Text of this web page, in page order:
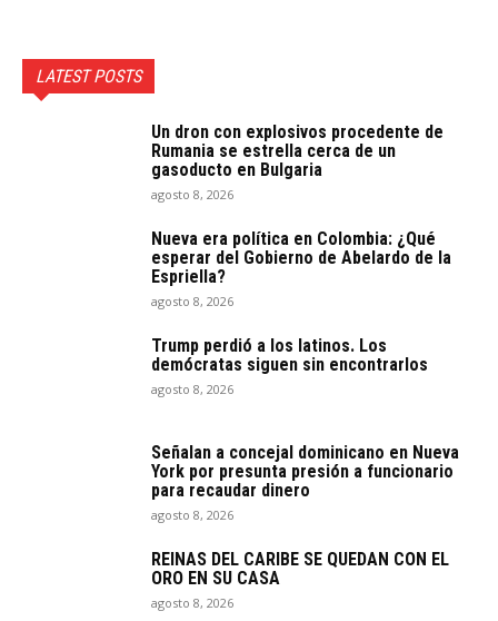
LATEST POSTS
Un dron con explosivos procedente de
Rumania se estrella cerca de un
gasoducto en Bulgaria
agosto 8, 2026
Nueva era política en Colombia: ¿Qué
esperar del Gobierno de Abelardo de la
Espriella?
agosto 8, 2026
Trump perdió a los latinos. Los
demócratas siguen sin encontrarlos
agosto 8, 2026
Señalan a concejal dominicano en Nueva
York por presunta presión a funcionario
para recaudar dinero
agosto 8, 2026
REINAS DEL CARIBE SE QUEDAN CON EL
ORO EN SU CASA
agosto 8, 2026